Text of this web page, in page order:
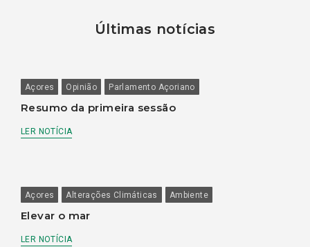
Últimas notícias
Açores Opinião Parlamento Açoriano
Resumo da primeira sessão
LER NOTÍCIA
Açores Alterações Climáticas Ambiente
Elevar o mar
LER NOTÍCIA